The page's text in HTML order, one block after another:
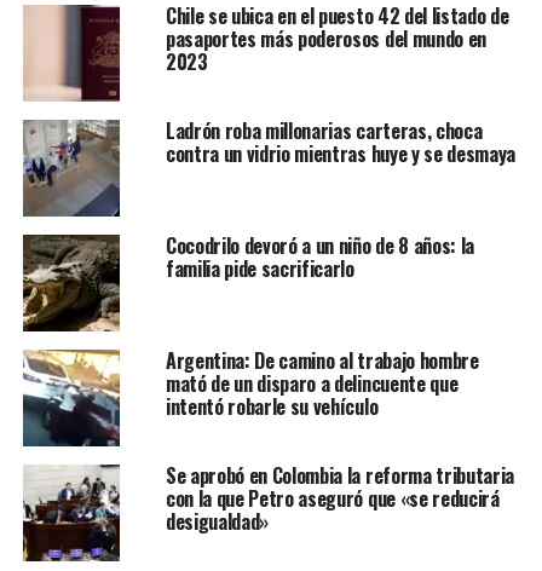
Chile se ubica en el puesto 42 del listado de
pasaportes más poderosos del mundo en
2023
Ladrón roba millonarias carteras, choca
contra un vidrio mientras huye y se desmaya
Cocodrilo devoró a un niño de 8 años: la
familia pide sacrificarlo
Argentina: De camino al trabajo hombre
mató de un disparo a delincuente que
intentó robarle su vehículo
Se aprobó en Colombia la reforma tributaria
con la que Petro aseguró que «se reducirá
desigualdad»